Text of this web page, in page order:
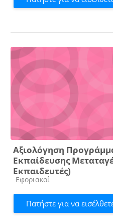
Αξιολόγηση
Εκπαίδευσης
Εκπαιδευτές)
Κατηγορία μαθήματος
Εφοριακοί
Πατήστε για να